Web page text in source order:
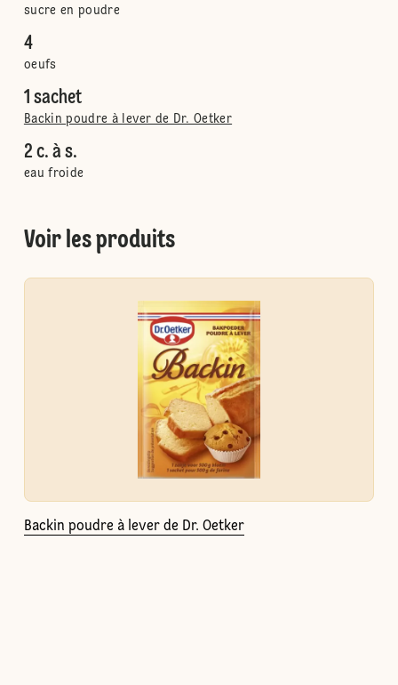
sucre en poudre
4
oeufs
1 sachet
Backin poudre à lever de Dr. Oetker
2 c. à s.
eau froide
Voir les produits
Backin poudre à lever de Dr. Oetker